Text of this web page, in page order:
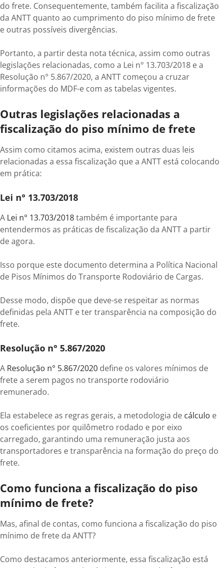
do frete. Consequentemente, também facilita a fiscalização
da ANTT quanto ao cumprimento do piso mínimo de frete
e outras possíveis divergências.
Portanto, a partir desta nota técnica, assim como outras
legislações relacionadas, como a Lei n° 13.703/2018 e a
Resolução n° 5.867/2020, a ANTT começou a cruzar
informações do MDF-e com as tabelas vigentes.
Outras legislações relacionadas a
fiscalização do piso mínimo de frete
Assim como citamos acima, existem outras duas leis
relacionadas a essa fiscalização que a ANTT está colocando
em prática:
Lei n° 13.703/2018
A Lei n° 13.703/2018também é importante para
entendermos as práticas de fiscalização da ANTT a partir
de agora.
Isso porque este documento determina a Política Nacional
de Pisos Mínimos do Transporte Rodoviário de Cargas.
Desse modo, dispõe que deve-se respeitar as normas
definidas pela ANTT e ter transparência na composição do
frete.
Resolução n° 5.867/2020
A Resolução n° 5.867/2020 define os valores mínimos de
frete a serem pagos no transporte rodoviário
remunerado.
Ela estabelece as regras gerais, a metodologia de cálculo e
os coeficientes por quilômetro rodado e por eixo
carregado, garantindo uma remuneração justa aos
transportadores e transparência na formação do preço do
frete.
Como funciona a fiscalização do piso
mínimo de frete?
Mas, afinal de contas, como funciona a fiscalização do piso
mínimo de frete da ANTT?
Como destacamos anteriormente, essa fiscalização está